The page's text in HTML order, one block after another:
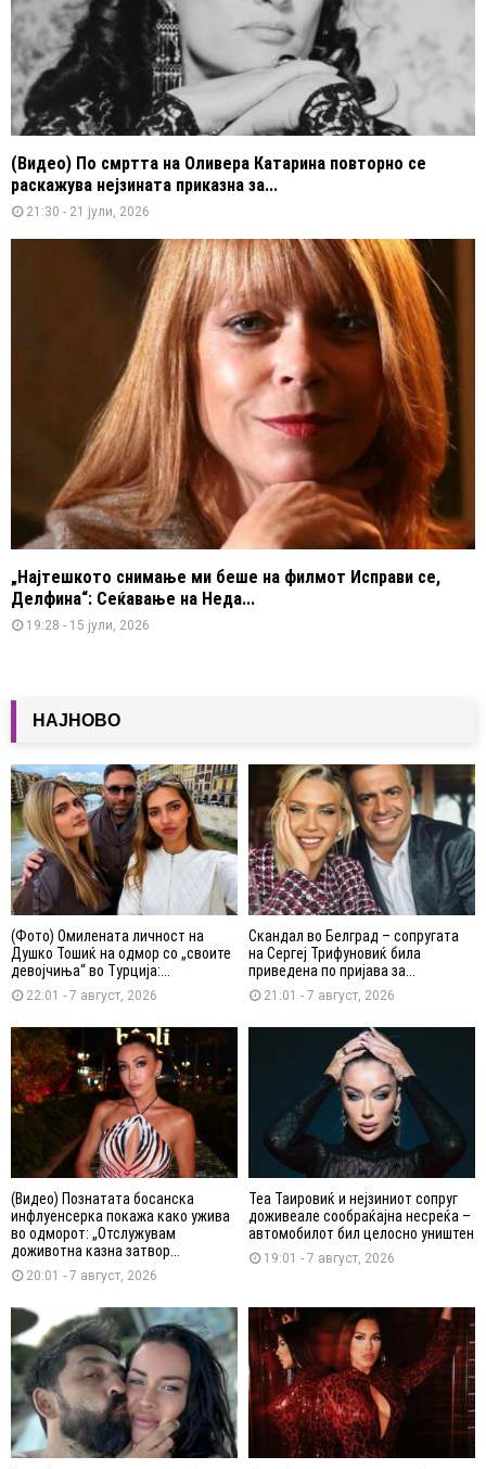
(Видео) По смртта на Оливера Катарина повторно се
раскажува нејзината приказна за...
21:30 - 21 јули, 2026
„Најтешкото снимање ми беше на филмот Исправи се,
Делфина“: Сеќавање на Неда...
19:28 - 15 јули, 2026
НАЈНОВО
(Фото) Омилената личност на
Душко Тошиќ на одмор со „своите
девојчиња“ во Турција:...
22:01 - 7 август, 2026
Скандал во Белград – сопругата
на Сергеј Трифуновиќ била
приведена по пријава за...
21:01 - 7 август, 2026
(Видео) Познатата босанска
инфлуенсерка покажа како ужива
во одморот: „Отслужувам
доживотна казна затвор...
20:01 - 7 август, 2026
Теа Таировиќ и нејзиниот сопруг
доживеале сообраќајна несреќа –
автомобилот бил целосно уништен
19:01 - 7 август, 2026